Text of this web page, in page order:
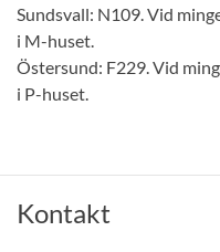
Sundsvall: N109. Vid
i M-huset.
Östersund: F229. Vid
i P-huset.
Kontakt